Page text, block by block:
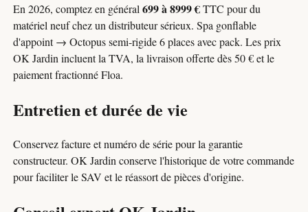
En 2026, comptez en général699 à 8999 €TTC pour du
matériel neuf chez un distributeur sérieux. Spa gonflable
d'appoint → Octopus semi-rigide 6 places avec pack. Les prix
OK Jardin incluent la TVA, la livraison offerte dès 50 € et le
paiement fractionné Floa.
Entretien et durée de vie
Conservez facture et numéro de série pour la garantie
constructeur. OK Jardin conserve l'historique de votre commande
pour faciliter le SAV et le réassort de pièces d'origine.